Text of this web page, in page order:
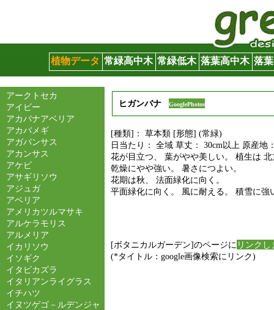
植物データ 常緑高中木 常緑低木 落葉高中木 落
アークトセカ
アイビー
アカバナアベリア
アカバメギ
アガパンサス
アカンサス
アケビ
アサギリソウ
アジュガ
アベリア
アメリカツルマサキ
アルケラモリス
アルメリア
イカリソウ
イソギク
イタビカズラ
イタリアンライグラス
イチハツ
イヌツゲゴ－ルデンジャ
ヒガンバナ GooglePhotos
[種類]： 草本類 [形態] (常緑)
日当たり： 全域 草丈： 30cm以上 原産地
花が目立つ、 葉がやや美しい。 植生は
乾燥にやや強い。 暑さにつよい。
花期は秋、 法面緑化に向く。
平面緑化に向く。 風に耐える。 積雪に強
[ボタニカルガーデン]のページに リンクし
(*タイトル：google画像検索にリンク)